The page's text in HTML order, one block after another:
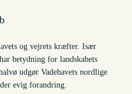
og vejrets kræfter. Især
betydning for landskabets
udgør Vadehavets nordlige
evig forandring.